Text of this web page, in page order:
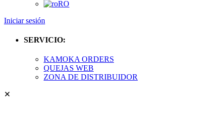
RO
Iniciar sesión
SERVICIO:
KAMOKA ORDERS
QUEJAS WEB
ZONA DE DISTRIBUIDOR
✕